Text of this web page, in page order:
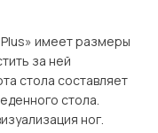
имеет размеры
за ней
стола составляет
стола.
ног.